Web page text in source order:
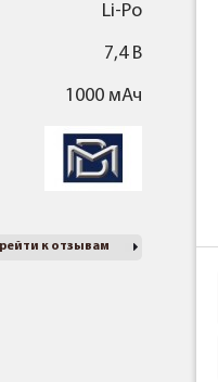
Li-Po
7,4 В
1000 мАч
к отзывам